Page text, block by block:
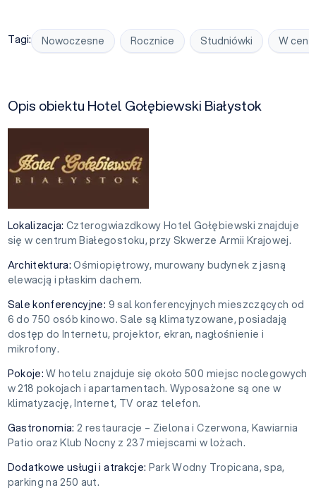
Tagi: Nowoczesne Rocznice Studniówki W
Opis obiektu Hotel Gołębiewski Białystok
Lokalizacja:Czterogwiazdkowy Hotel Gołębiewski znajduje
się w centrum Białegostoku, przy Skwerze Armii Krajowej.
Architektura:Ośmiopiętrowy, murowany budynek z jasną
elewacją i płaskim dachem.
Sale konferencyjne: 9 sal konferencyjnych mieszczących od
6 do 750 osób kinowo. Sale są klimatyzowane, posiadają
dostęp do Internetu, projektor, ekran, nagłośnienie i
mikrofony.
Pokoje:W hotelu znajduje się około 500 miejsc noclegowych
w 218 pokojach i apartamentach. Wyposażone są one w
klimatyzację, Internet, TV oraz telefon.
Gastronomia:2 restauracje – Zielona i Czerwona, Kawiarnia
Patio oraz Klub Nocny z 237 miejscami w lożach.
Dodatkowe usługi i atrakcje: Park Wodny Tropicana, spa,
parking na 250 aut.